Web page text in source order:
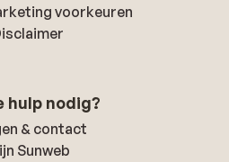
voorkeuren
hulp nodig?
& contact
Sunweb